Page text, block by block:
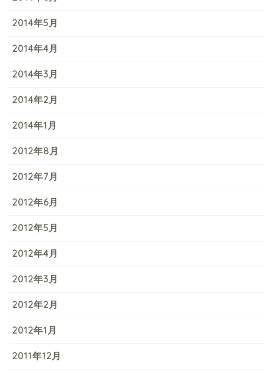
2014年5月
2014年4月
2014年3月
2014年2月
2014年1月
2012年8月
2012年7月
2012年6月
2012年5月
2012年4月
2012年3月
2012年2月
2012年1月
2011年12月